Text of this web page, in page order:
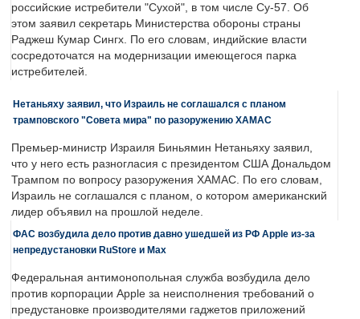
российские истребители "Сухой", в том числе Су-57. Об
этом заявил секретарь Министерства обороны страны
Раджеш Кумар Сингх. По его словам, индийские власти
сосредоточатся на модернизации имеющегося парка
истребителей.
Нетаньяху заявил, что Израиль не соглашался с планом
трамповского "Совета мира" по разоружению ХАМАС
Премьер-министр Израиля Биньямин Нетаньяху заявил,
что у него есть разногласия с президентом США Дональдом
Трампом по вопросу разоружения ХАМАС. По его словам,
Израиль не соглашался с планом, о котором американский
лидер объявил на прошлой неделе.
ФАС возбудила дело против давно ушедшей из РФ Apple из-за
непредустановки RuStore и Max
Федеральная антимонопольная служба возбудила дело
против корпорации Apple за неисполнения требований о
предустановке производителями гаджетов приложений